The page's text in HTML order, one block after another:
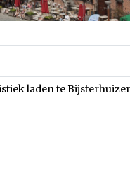
laden te